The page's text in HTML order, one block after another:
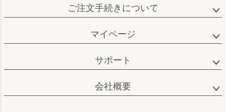
ご注文手続きについて
マイページ
サポート
会社概要